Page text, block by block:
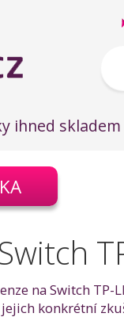
ihned skladem
na Switch
konkrétní